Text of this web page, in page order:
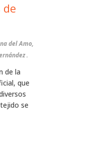
del Amo,
.
de la
que
se